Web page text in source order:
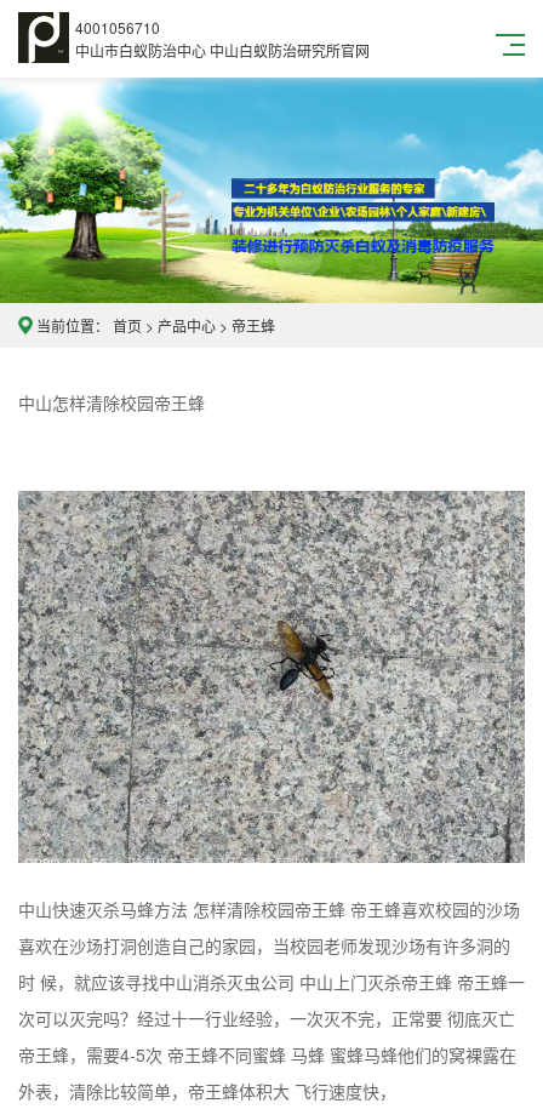
4001056710
中山市白蚁防治中心 中山白蚁防治研究所官网
当前位置： 首页 > 产品中心 > 帝王蜂
中山怎样清除校园帝王蜂
中山快速灭杀马蜂方法 怎样清除校园帝王蜂 帝王蜂喜欢校园的沙场
喜欢在沙场打洞创造自己的家园，当校园老师发现沙场有许多洞的
时 候，就应该寻找中山消杀灭虫公司 中山上门灭杀帝王蜂 帝王蜂一
次可以灭完吗？经过十一行业经验，一次灭不完，正常要 彻底灭亡
帝王蜂，需要4-5次 帝王蜂不同蜜蜂 马蜂 蜜蜂马蜂他们的窝裸露在
外表，清除比较简单，帝王蜂体积大 飞行速度快，